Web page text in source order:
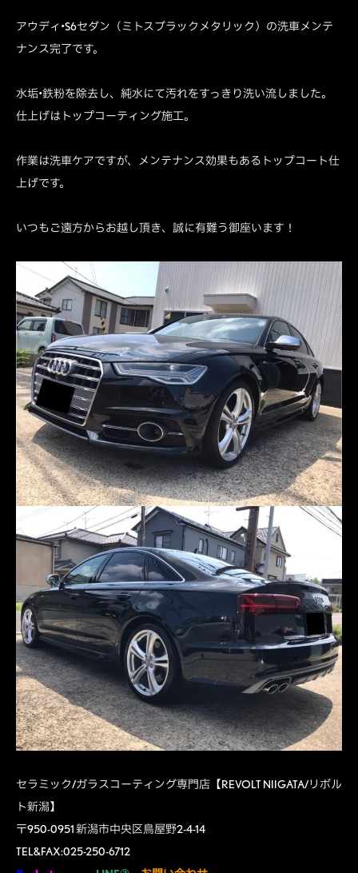
アウディ•S6セダン（ミトスブラックメタリック）の洗車メンテ
ナンス完了です。
水垢•鉄粉を除去し、純水にて汚れをすっきり洗い流しました。
仕上げはトップコーティング施工。
作業は洗車ケアですが、メンテナンス効果もあるトップコート仕
上げです。
いつもご遠方からお越し頂き、誠に有難う御座います！
セラミック/ガラスコーティング専門店【REVOLT NIIGATA/リボル
ト新潟】
〒950-0951 新潟市中央区鳥屋野2-4-14
TEL&FAX:025-250-6712